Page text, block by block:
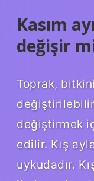
Kasım
değişir
Toprak,
değiştirmek
edilir. Kış
uykudadır.